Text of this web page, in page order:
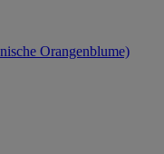
Orangenblume)